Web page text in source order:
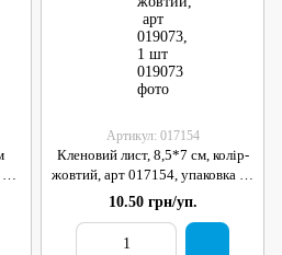
Артикул: 017154
Кленовий лист, 8,5*7 см, колір-
жовтий, арт 017154, упаковка 10
10.50 грн/уп.